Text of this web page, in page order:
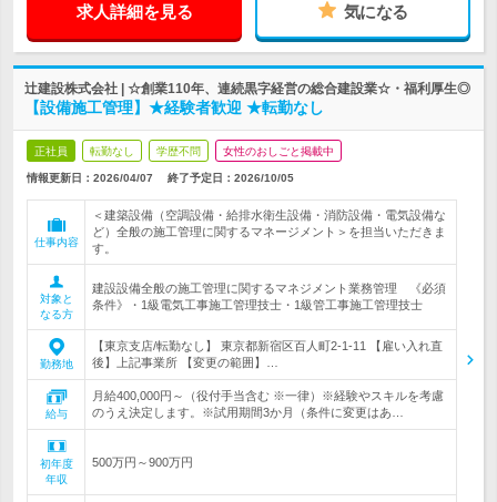
求人詳細を見る 気になる
辻建設株式会社 | ☆創業110年、連続黒字経営の総合建設業☆・福利厚生◎
【設備施工管理】★経験者歓迎 ★転勤なし
正社員 転勤なし 学歴不問 女性のおしごと掲載中
情報更新日：2026/04/07 終了予定日： 2026/10/05
仕事内容
＜建築設備（空調設備・給排水衛生設備・消防設備・電気設備な
ど）全般の施工管理に関するマネージメント＞を担当いただきま
す。
対象と
なる方
建設設備全般の施工管理に関するマネジメント業務管理 《必須
条件》・1級電気工事施工管理技士・1級管工事施工管理技士
勤務地
【東京支店/転勤なし】 東京都新宿区百人町2-1-11 【雇い入れ直
後】上記事業所 【変更の範囲】…
給与
月給400,000円～（役付手当含む ※一律）※経験やスキルを考慮
のうえ決定します。※試用期間3か月（条件に変更はあ…
初年度
年収
500万円～900万円